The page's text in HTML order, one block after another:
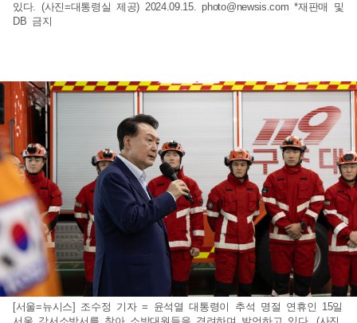
있다. (사진=대통령실 제공) 2024.09.15.photo@newsis.com *재판매 및
DB 금지
[서울=뉴시스] 조수정 기자 = 윤석열 대통령이 추석 명절 연휴인 15일